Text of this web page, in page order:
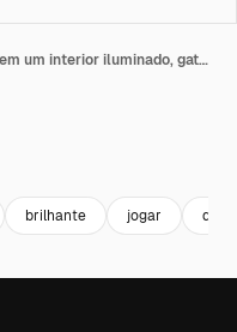
Gato ragdoll lindo descansando em um interior iluminado, gato fofo com olhos azuis em câmera lenta, de raça pura.
brilhante jogar